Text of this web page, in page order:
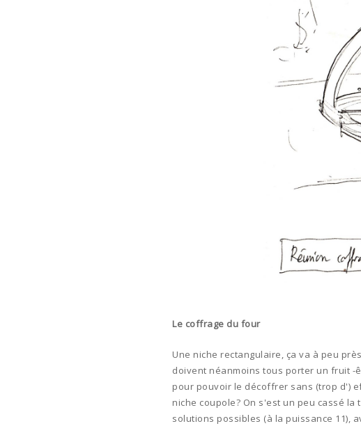
Le coffrage du four
Une niche rectangulaire, ça va à peu
doivent néanmoins tous porter un fruit -
pour pouvoir le décoffrer sans (trop d')
niche coupole? On s'est un peu cassé la
solutions possibles (à la puissance 11),